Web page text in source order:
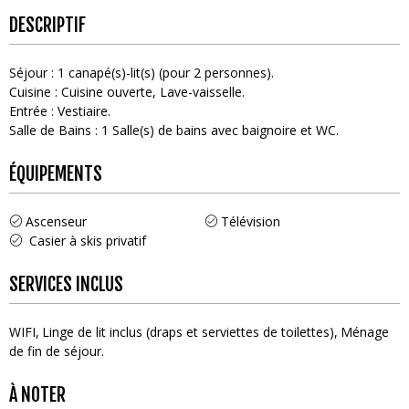
DESCRIPTIF
Séjour: 1 canapé(s)-lit(s) (pour 2 personnes)
Cuisine : Cuisine ouverte Lave-vaisselle
Entrée : Vestiaire
Salle de Bains : 1 Salle(s) de bains avec baignoire et WC
ÉQUIPEMENTS
Ascenseur
Télévision
Casier à skis privatif
SERVICES INCLUS
WIFI Linge de lit inclus (draps et serviettes de toilettes) Ménage
de fin de séjour
À NOTER